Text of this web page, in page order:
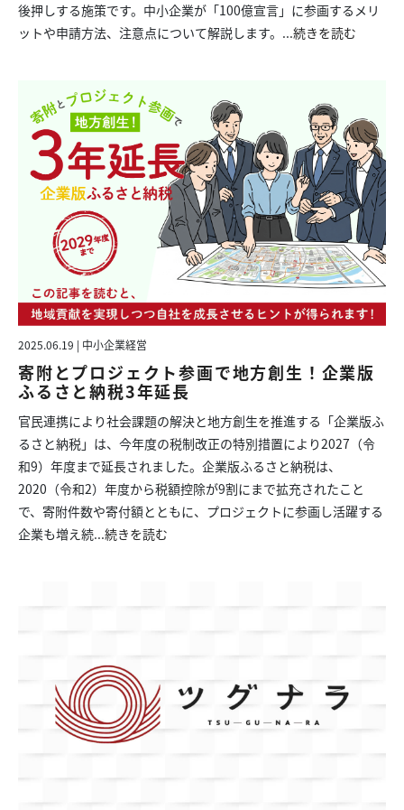
後押しする施策です。中小企業が「100億宣言」に参画するメリ
ットや申請方法、注意点について解説します。...続きを読む
2025.06.19 | 中小企業経営
寄附とプロジェクト参画で地方創生！企業版
ふるさと納税3年延長
官民連携により社会課題の解決と地方創生を推進する「企業版ふ
るさと納税」は、今年度の税制改正の特別措置により2027（令
和9）年度まで延長されました。企業版ふるさと納税は、
2020（令和2）年度から税額控除が9割にまで拡充されたこと
で、寄附件数や寄付額とともに、プロジェクトに参画し活躍する
企業も増え続...続きを読む